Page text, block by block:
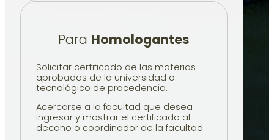
Para Homologantes
Solicitar certificado de las materias
aprobadas de la universidad o
tecnológico de procedencia.
Acercarse a la facultad que desea
ingresar y mostrar el certificado al
decano o coordinador de la facultad.